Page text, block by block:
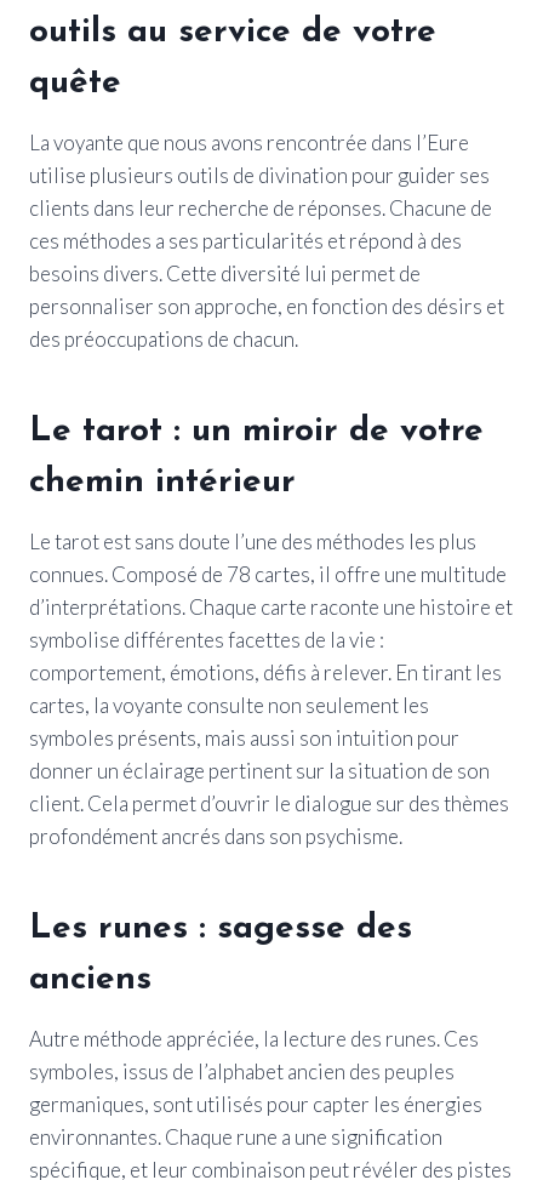
outils au service de votre
quête
La voyante que nous avons rencontrée dans l’Eure
utilise plusieurs outils de divination pour guider ses
clients dans leur recherche de réponses. Chacune de
ces méthodes a ses particularités et répond à des
besoins divers. Cette diversité lui permet de
personnaliser son approche, en fonction des désirs et
des préoccupations de chacun.
Le tarot : un miroir de votre
chemin intérieur
Le tarot est sans doute l’une des méthodes les plus
connues. Composé de 78 cartes, il offre une multitude
d’interprétations. Chaque carte raconte une histoire et
symbolise différentes facettes de la vie :
comportement, émotions, défis à relever. En tirant les
cartes, la voyante consulte non seulement les
symboles présents, mais aussi son intuition pour
donner un éclairage pertinent sur la situation de son
client. Cela permet d’ouvrir le dialogue sur des thèmes
profondément ancrés dans son psychisme.
Les runes : sagesse des
anciens
Autre méthode appréciée, la lecture des runes. Ces
symboles, issus de l’alphabet ancien des peuples
germaniques, sont utilisés pour capter les énergies
environnantes. Chaque rune a une signification
spécifique, et leur combinaison peut révéler des pistes